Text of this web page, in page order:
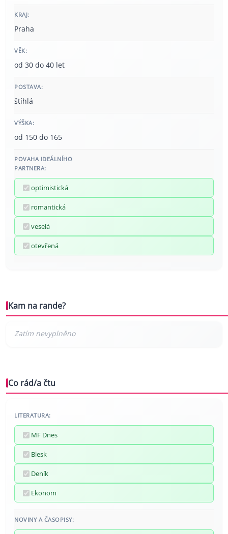
KRAJ:
Praha
VĚK:
od 30 do 40 let
POSTAVA:
štíhlá
VÝŠKA:
od 150 do 165
POVAHA IDEÁLNÍHO
PARTNERA:
optimistická
romantická
veselá
otevřená
Kam na rande?
Co rád/a čtu
LITERATURA:
MF Dnes
Blesk
Deník
Ekonom
NOVINY A ČASOPISY: